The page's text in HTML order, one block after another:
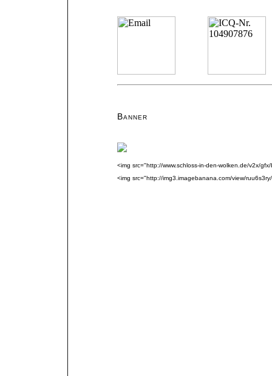
Banner
<img src="http://www.schloss-in-den-wolken.de/v2x/
<img src="http://img3.imagebanana.com/view/